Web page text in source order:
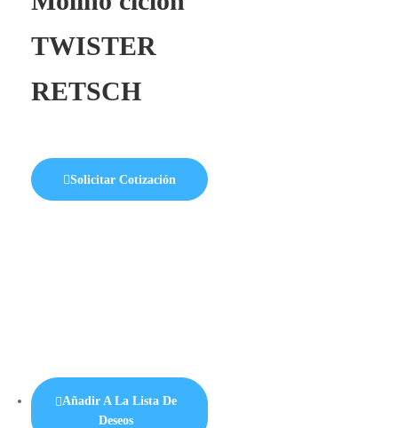
TWISTER
RETSCH
Solicitar Cotización
Añadir A La Lista De
Deseos